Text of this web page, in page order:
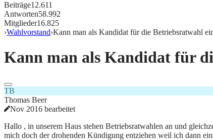
Beiträge12.611
Antworten58.992
Mitglieder16.825
›Wahlvorstand›Kann man als Kandidat für die Betriebsratwahl
Kann man als Kandidat für
TB
Thomas Beer
Nov 2016 bearbeitet
Hallo , in unserem Haus stehen Betriebsratwahlen an und
mich doch der drohenden Kündigung entziehen weil ich dann